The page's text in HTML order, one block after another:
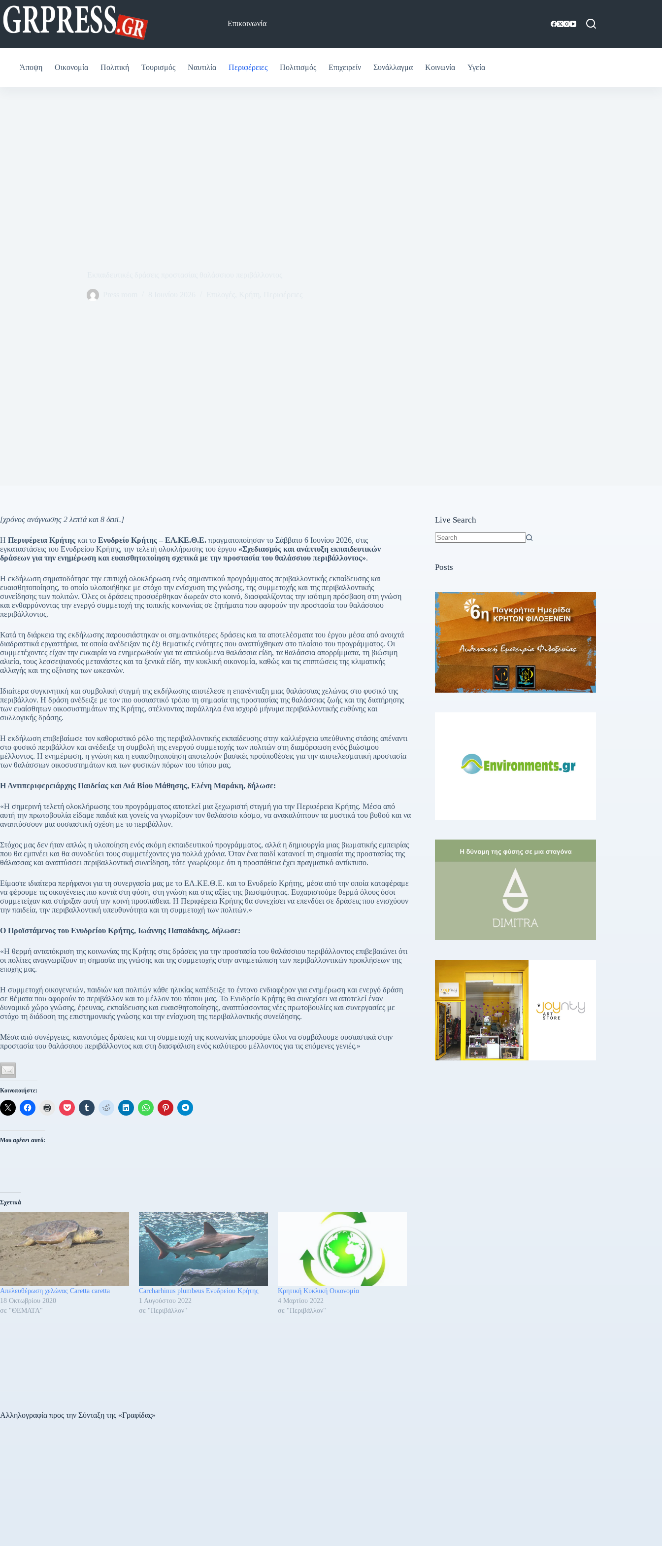
Μετάβαση
στο
περιεχόμενο
Επικοινωνία
Άποψη Οικονομία Πολιτική Τουρισμός Ναυτιλία Περιφέρειες Πολιτισμός Επιχειρείν Συνάλλαγμα Κοινωνία Υγεία
[χρόνος ανάγνωσης 2 λεπτά και 8 δευτ.]
Η Περιφέρεια Κρήτης και το Ενυδρείο Κρήτης – ΕΛ.ΚΕ.Θ.Ε. πραγματοποίησαν το Σάββατο 6 Ιουνίου 2026, στις
εγκαταστάσεις του Ενυδρείου Κρήτης, την τελετή ολοκλήρωσης του έργου «Σχεδιασμός και ανάπτυξη εκπαιδευτικών
δράσεων για την ενημέρωση και ευαισθητοποίηση σχετικά με την προστασία του θαλάσσιου περιβάλλοντος».
Η εκδήλωση σηματοδότησε την επιτυχή ολοκλήρωση ενός σημαντικού προγράμματος περιβαλλοντικής εκπαίδευσης και
ευαισθητοποίησης, το οποίο υλοποιήθηκε με στόχο την ενίσχυση της γνώσης, της συμμετοχής και της περιβαλλοντικής
συνείδησης των πολιτών. Όλες οι δράσεις προσφέρθηκαν δωρεάν στο κοινό, διασφαλίζοντας την ισότιμη πρόσβαση στη γνώση
και ενθαρρύνοντας την ενεργό συμμετοχή της τοπικής κοινωνίας σε ζητήματα που αφορούν την προστασία του θαλάσσιου
περιβάλλοντος.
Κατά τη διάρκεια της εκδήλωσης παρουσιάστηκαν οι σημαντικότερες δράσεις και τα αποτελέσματα του έργου μέσα από ανοιχτά
διαδραστικά εργαστήρια, τα οποία ανέδειξαν τις έξι θεματικές ενότητες που αναπτύχθηκαν στο πλαίσιο του προγράμματος. Οι
συμμετέχοντες είχαν την ευκαιρία να ενημερωθούν για τα απειλούμενα θαλάσσια είδη, τα θαλάσσια απορρίμματα, τη βιώσιμη
αλιεία, τους λεσσεψιανούς μετανάστες και τα ξενικά είδη, την κυκλική οικονομία, καθώς και τις επιπτώσεις της κλιματικής
αλλαγής και της οξίνισης των ωκεανών.
Ιδιαίτερα συγκινητική και συμβολική στιγμή της εκδήλωσης αποτέλεσε η επανένταξη μιας θαλάσσιας χελώνας στο φυσικό της
περιβάλλον. Η δράση ανέδειξε με τον πιο ουσιαστικό τρόπο τη σημασία της προστασίας της θαλάσσιας ζωής και της διατήρησης
των ευαίσθητων οικοσυστημάτων της Κρήτης, στέλνοντας παράλληλα ένα ισχυρό μήνυμα περιβαλλοντικής ευθύνης και
συλλογικής δράσης.
Η εκδήλωση επιβεβαίωσε τον καθοριστικό ρόλο της περιβαλλοντικής εκπαίδευσης στην καλλιέργεια υπεύθυνης στάσης απέναντι
στο φυσικό περιβάλλον και ανέδειξε τη συμβολή της ενεργού συμμετοχής των πολιτών στη διαμόρφωση ενός βιώσιμου
μέλλοντος. Η ενημέρωση, η γνώση και η ευαισθητοποίηση αποτελούν βασικές προϋποθέσεις για την αποτελεσματική προστασία
των θαλάσσιων οικοσυστημάτων και των φυσικών πόρων του τόπου μας.
Η Αντιπεριφερειάρχης Παιδείας και Διά Βίου Μάθησης, Ελένη Μαράκη, δήλωσε:
«Η σημερινή τελετή ολοκλήρωσης του προγράμματος αποτελεί μια ξεχωριστή στιγμή για την Περιφέρεια Κρήτης. Μέσα από
αυτή την πρωτοβουλία είδαμε παιδιά και γονείς να γνωρίζουν τον θαλάσσιο κόσμο, να ανακαλύπτουν τα μυστικά του βυθού και να
αναπτύσσουν μια ουσιαστική σχέση με το περιβάλλον.
Στόχος μας δεν ήταν απλώς η υλοποίηση ενός ακόμη εκπαιδευτικού προγράμματος, αλλά η δημιουργία μιας βιωματικής εμπειρίας
που θα εμπνέει και θα συνοδεύει τους συμμετέχοντες για πολλά χρόνια. Όταν ένα παιδί κατανοεί τη σημασία της προστασίας της
θάλασσας και αναπτύσσει περιβαλλοντική συνείδηση, τότε γνωρίζουμε ότι η προσπάθεια έχει πραγματικό αντίκτυπο.
Είμαστε ιδιαίτερα περήφανοι για τη συνεργασία μας με το ΕΛ.ΚΕ.Θ.Ε. και το Ενυδρείο Κρήτης, μέσα από την οποία καταφέραμε
να φέρουμε τις οικογένειες πιο κοντά στη φύση, στη γνώση και στις αξίες της βιωσιμότητας. Ευχαριστούμε θερμά όλους όσοι
συμμετείχαν και στήριξαν αυτή την κοινή προσπάθεια. Η Περιφέρεια Κρήτης θα συνεχίσει να επενδύει σε δράσεις που ενισχύουν
την παιδεία, την περιβαλλοντική υπευθυνότητα και τη συμμετοχή των πολιτών.»
Ο Προϊστάμενος του Ενυδρείου Κρήτης, Ιωάννης Παπαδάκης, δήλωσε:
«Η θερμή ανταπόκριση της κοινωνίας της Κρήτης στις δράσεις για την προστασία του θαλάσσιου περιβάλλοντος επιβεβαιώνει ότι
οι πολίτες αναγνωρίζουν τη σημασία της γνώσης και της συμμετοχής στην αντιμετώπιση των περιβαλλοντικών προκλήσεων της
εποχής μας.
Η συμμετοχή οικογενειών, παιδιών και πολιτών κάθε ηλικίας κατέδειξε το έντονο ενδιαφέρον για ενημέρωση και ενεργό δράση
σε θέματα που αφορούν το περιβάλλον και το μέλλον του τόπου μας. Το Ενυδρείο Κρήτης θα συνεχίσει να αποτελεί έναν
δυναμικό χώρο γνώσης, έρευνας, εκπαίδευσης και ευαισθητοποίησης, αναπτύσσοντας νέες πρωτοβουλίες και συνεργασίες με
στόχο τη διάδοση της επιστημονικής γνώσης και την ενίσχυση της περιβαλλοντικής συνείδησης.
Μέσα από συνέργειες, καινοτόμες δράσεις και τη συμμετοχή της κοινωνίας μπορούμε όλοι να συμβάλουμε ουσιαστικά στην
προστασία του θαλάσσιου περιβάλλοντος και στη διασφάλιση ενός καλύτερου μέλλοντος για τις επόμενες γενιές.»
Κοινοποιήστε:
Μου αρέσει αυτό:
Σχετικά
Απελευθέρωση χελώνας Caretta caretta
18 Οκτωβρίου 2020
σε "ΘΕΜΑΤΑ"
Carcharhinus plumbeus Ενυδρείου Κρήτης
1 Αυγούστου 2022
σε "Περιβάλλον"
Κρητική Κυκλική Οικονομία
4 Μαρτίου 2022
σε "Περιβάλλον"
Live Search
Posts
Αλληλογραφία προς την Σύνταξη της «Γραφίδας»